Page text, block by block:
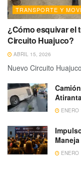
TRANSPORTE Y
¿Cómo esquivar el
Circuito Huajuco?
ABRIL 15, 2026
Nuevo Circuito